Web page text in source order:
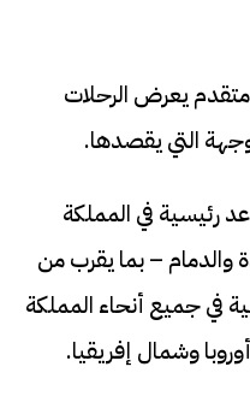
يعرض الرحلات
التي يقصدها.
رئيسية في المملكة
والدمام – بما يقرب من
في جميع أنحاء المملكة
وشمال إفريقيا.